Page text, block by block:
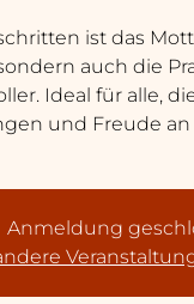
ist das
auch die
Ideal für alle,
und Freude an
Anmeldung